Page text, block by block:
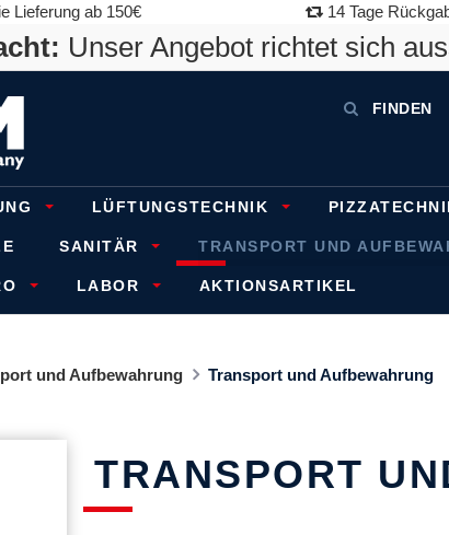
Lieferung ab 150€ 14 Tage
Unser Angebot richtet sich
FINDEN
LÜFTUNGSTECHNIK
SANITÄR TRANSPORT UND
LABOR AKTIONSARTIKEL
und Aufbewahrung Transport und Aufbewahrung
TRANSPORT